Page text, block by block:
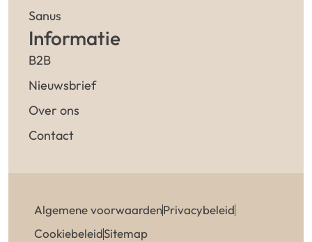
Sanus
Informatie
B2B
Nieuwsbrief
Over ons
Contact
Algemene voorwaardenPrivacybeleid
CookiebeleidSitemap